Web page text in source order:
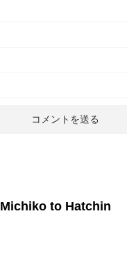
Michiko to Hatchin